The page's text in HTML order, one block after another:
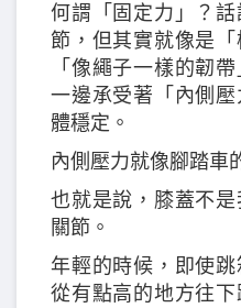
何謂「固定力」？
節，但其實就像是
「像繩子一樣的韌
一邊承受著「內側
體穩定。
內側壓力就像腳踏車
也就是說，膝蓋不
關節。
年輕的時候，即使
從有點高的地方往